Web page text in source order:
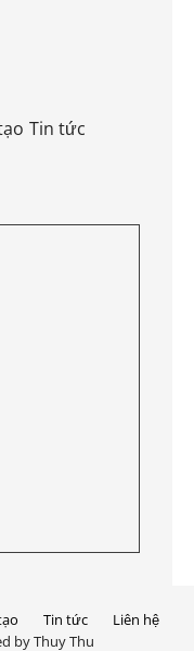
Tin tức
Tin tức
Liên hệ
by Thuy Thu